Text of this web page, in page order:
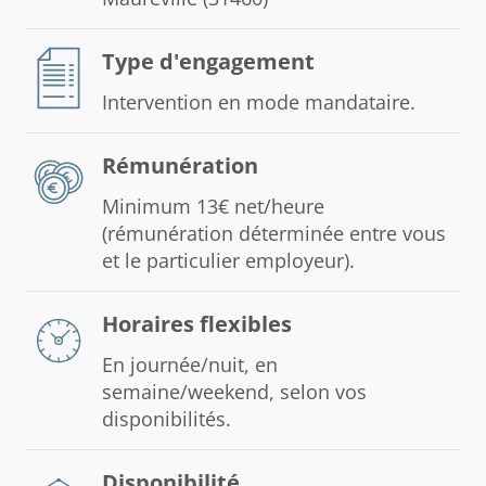
Type d'engagement
Intervention en mode mandataire.
Rémunération
Minimum 13€ net/heure
(rémunération déterminée entre vous
et le particulier employeur).
Horaires flexibles
En journée/nuit, en
semaine/weekend, selon vos
disponibilités.